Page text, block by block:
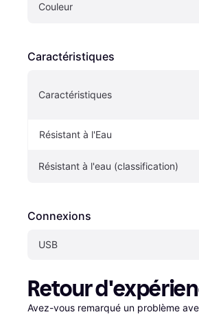
Couleur
Caractéristiques
Caractéristiques
Résistant à l'Eau
Résistant à l'eau (classification)
Connexions
USB
Retour
Avez-vous remarqué un problème